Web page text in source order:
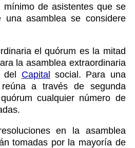
de asistentes que se
una asamblea se considere
el quórum es la mitad
la asamblea extraordinaria
del Capital social. Para una
a través de segunda
cualquier número de
en la asamblea
tomadas por la mayoría de